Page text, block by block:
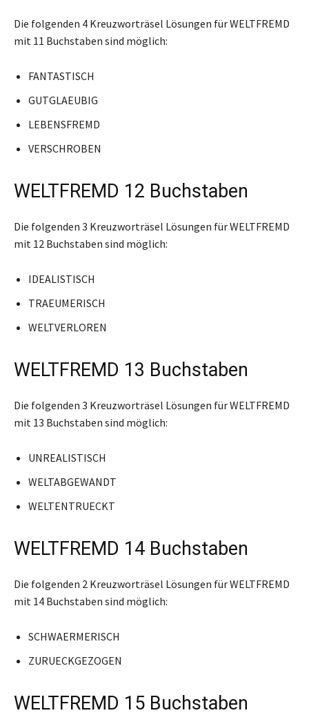
Die folgenden 4 Kreuzworträsel Lösungen für WELTFREMD
mit 11 Buchstaben sind möglich:
FANTASTISCH
GUTGLAEUBIG
LEBENSFREMD
VERSCHROBEN
WELTFREMD 12 Buchstaben
Die folgenden 3 Kreuzworträsel Lösungen für WELTFREMD
mit 12 Buchstaben sind möglich:
IDEALISTISCH
TRAEUMERISCH
WELTVERLOREN
WELTFREMD 13 Buchstaben
Die folgenden 3 Kreuzworträsel Lösungen für WELTFREMD
mit 13 Buchstaben sind möglich:
UNREALISTISCH
WELTABGEWANDT
WELTENTRUECKT
WELTFREMD 14 Buchstaben
Die folgenden 2 Kreuzworträsel Lösungen für WELTFREMD
mit 14 Buchstaben sind möglich:
SCHWAERMERISCH
ZURUECKGEZOGEN
WELTFREMD 15 Buchstaben